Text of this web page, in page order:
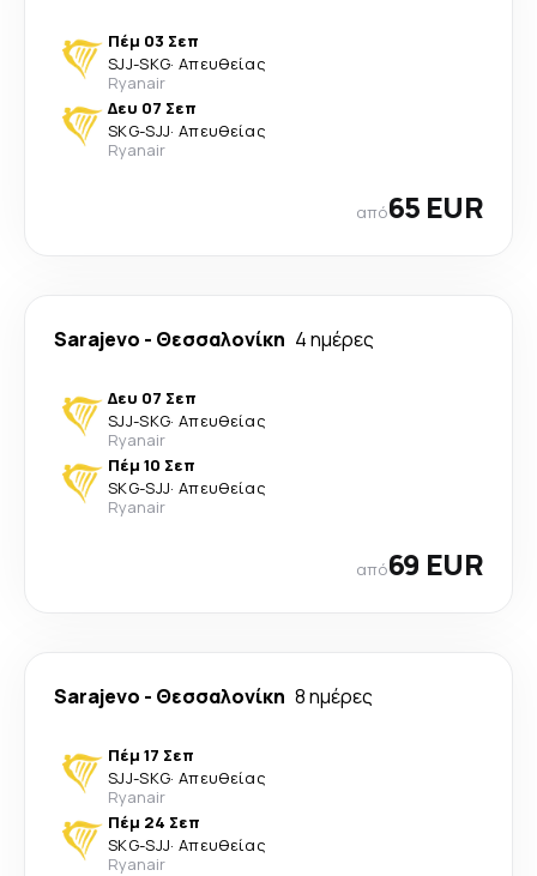
Πέμ 03 Σεπ
SJJ-SKG· Απευθείας
Ryanair
Δευ 07 Σεπ
SKG-SJJ· Απευθείας
Ryanair
από65 EUR
Sarajevo - Θεσσαλονίκη 4 ημέρες
Δευ 07 Σεπ
SJJ-SKG· Απευθείας
Ryanair
Πέμ 10 Σεπ
SKG-SJJ· Απευθείας
Ryanair
από69 EUR
Sarajevo - Θεσσαλονίκη 8 ημέρες
Πέμ 17 Σεπ
SJJ-SKG· Απευθείας
Ryanair
Πέμ 24 Σεπ
SKG-SJJ· Απευθείας
Ryanair